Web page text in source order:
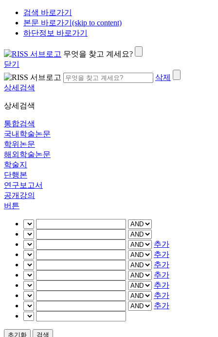
검색 바로가기
본문 바로가기(skip to content)
하단정보 바로가기
무엇을 찾고 계세요?
닫기
삭제
상세검색
상세검색
통합검색
국내학술논문
학위논문
해외학술논문
학술지
단행본
연구보고서
공개강의
버튼
추가
추가
추가
추가
추가
추가
추가